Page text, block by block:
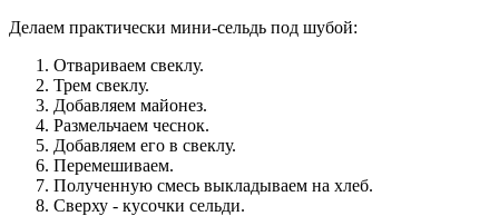
Делаем практически мини-сельдь под шубой:
Отвариваем свеклу.
Трем свеклу.
Добавляем майонез.
Размельчаем чеснок.
Добавляем его в свеклу.
Перемешиваем.
Полученную смесь выкладываем на хлеб.
Сверху - кусочки сельди.